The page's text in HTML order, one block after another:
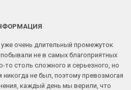
очень длительный промежуток
не в самых благоприятных
то столь сложного и серьезного, но
никогда не был, поэтому превозмогая
каждый день мы верили, что